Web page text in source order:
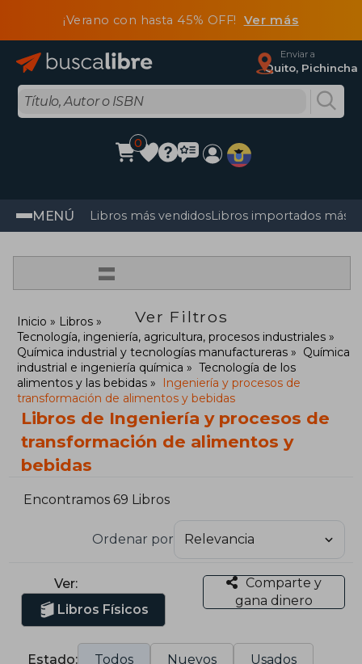
¡Verano con hasta 45% OFF! Ver más
Enviar a
Quito, Pichincha
0
MENÚ Libros más vendidosLibros importados más
=
Ver Filtros
Inicio
Libros
Tecnología, ingeniería, agricultura, procesos industriales
Química industrial y tecnologías manufactureras
Química
industrial e ingeniería química
Tecnología de los
alimentos y las bebidas
Ingeniería y procesos de
transformación de alimentos y bebidas
Libros de Ingeniería y procesos de
transformación de alimentos y
bebidas
Encontramos 69 Libros
Ordenar por
Ver:
Libros Físicos
Comparte y
gana dinero
Estado: Todos Nuevos Usados